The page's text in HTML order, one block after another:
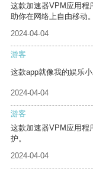
这款加速器VPM应用程
助你在网络上自由移动。
2024-04-04
游客
这款app就像我的娱乐
2024-04-04
游客
这款加速器VPM应用程
护。
2024-04-04